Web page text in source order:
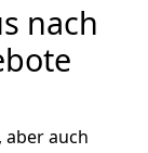
nach
aber auch